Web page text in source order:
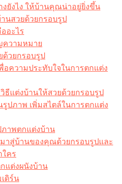
งยังไง ให้บ้านคุณน่าอยู่ยิ่งขึ้น
านสวยด้วยกรอบรูป
อะไร​
ความหมาย
ด้วยกรอบรูป
อความประทับใจในการตกแต่ง
ธีแต่งบ้านให้สวยด้วยกรอบรูป
ปภาพ เพิ่มสไตล์ในการตกแต่ง
าพตกแต่งบ้าน
าสู่บ้านของคุณด้วยกรอบรูปและ
คร
แต่งผนังบ้าน
ดิร์น